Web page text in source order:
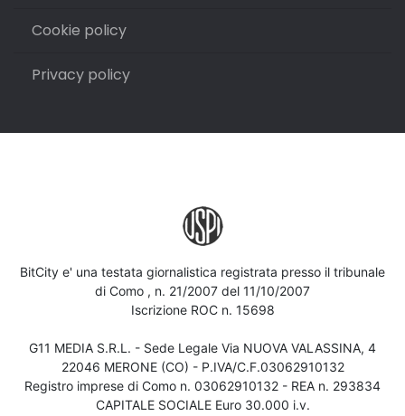
Cookie policy
Privacy policy
BitCity e' una testata giornalistica registrata presso il tribunale
di Como , n. 21/2007 del 11/10/2007
Iscrizione ROC n. 15698
G11 MEDIA S.R.L. - Sede Legale Via NUOVA VALASSINA, 4
22046 MERONE (CO) - P.IVA/C.F.03062910132
Registro imprese di Como n. 03062910132 - REA n. 293834
CAPITALE SOCIALE Euro 30.000 i.v.